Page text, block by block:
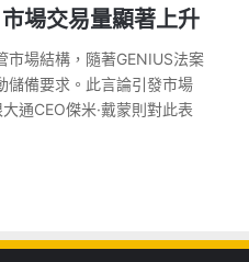
場交易量顯著上升
市場結構，隨著GENIUS法案
儲備要求。此言論引發市場
通CEO傑米·戴蒙則對此表